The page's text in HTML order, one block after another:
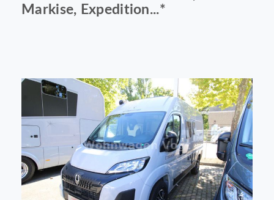
Markise, Expedition...*